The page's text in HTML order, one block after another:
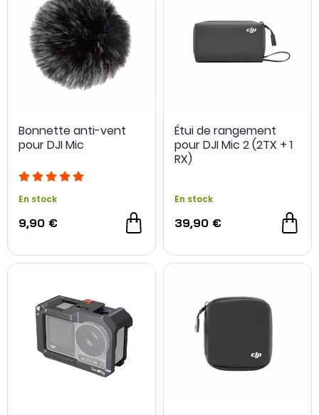
Bonnette anti-vent
pour DJI Mic
En stock
9,90 €
Étui de rangement
pour DJI Mic 2 (2TX + 1
RX)
En stock
39,90 €